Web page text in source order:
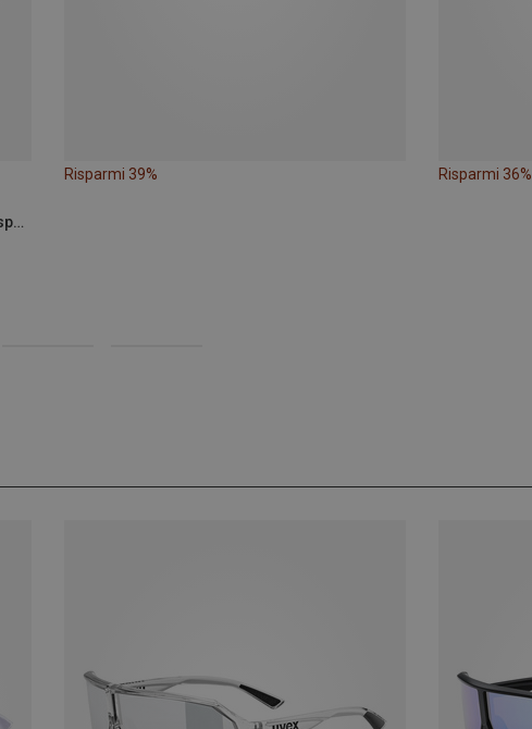
Alpina | Occhiali sportivi e occhiali da sole sportivi
Risparmi 39% Risparmi 36%